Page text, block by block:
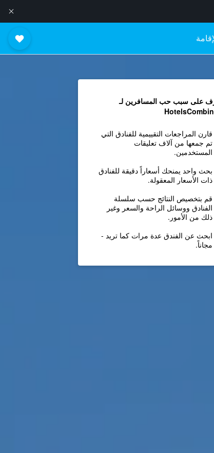
على سبب حب المسافرين لـ
قارن المراجعات التقييمية للفنادق التي
تم جمعها من آلاف تعليقات
المستخدمين.
بحث واحد يمنحك أسعاراً دقيقة للفنادق
ذات الأسعار المعقولة.
قم بتخصيص النتائج حسب سلسلة
الفنادق ووسائل الراحة والسعر وغير
ذلك من الأمور.
ابحث عن الفندق عدة مرات كما تريد -
مجاناً.